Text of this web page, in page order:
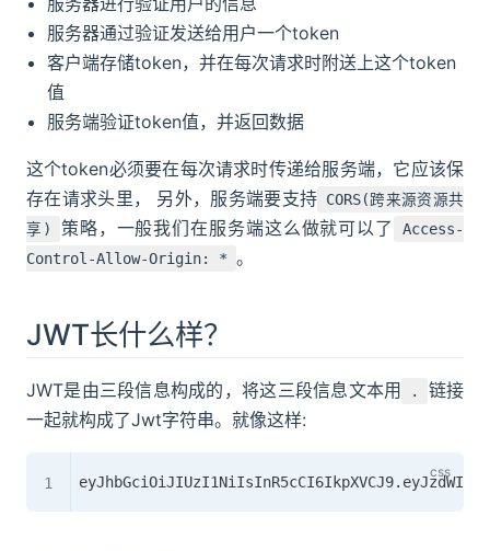
服务器通过验证发送给用户一个token
客户端存储token，并在每次请求时附送上这个token
值
服务端验证token值，并返回数据
这个token必须要在每次请求时传递给服务端，它应该保
存在请求头里， 另外，服务端要支持 CORS(跨来源资源共
享)
策略，一般我们在服务端这么做就可以了
Access-
Control-Allow-Origin: * 。
JWT长什么样？
JWT是由三段信息构成的，将这三段信息文本用 .
链接
一起就构成了Jwt字符串。就像这样: